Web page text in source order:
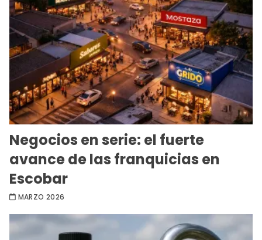
Negocios en serie: el fuerte
avance de las franquicias en
Escobar
MARZO 2026